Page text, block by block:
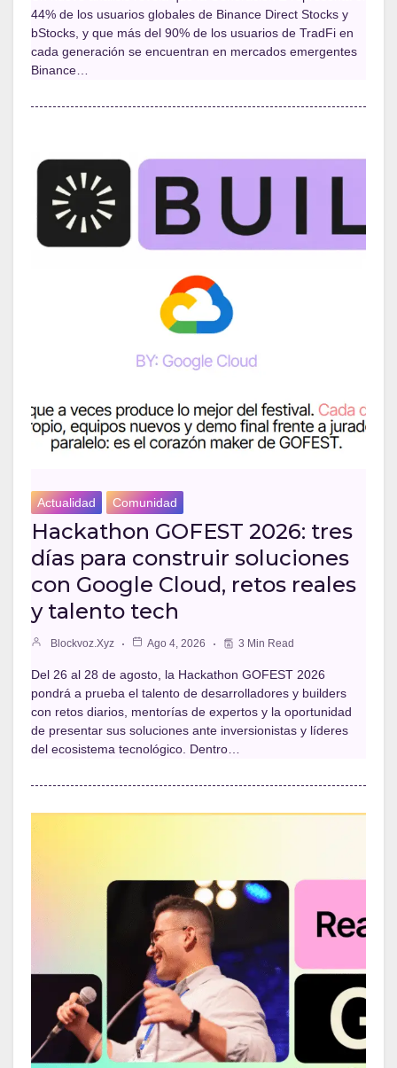
44% de los usuarios globales de Binance Direct Stocks y
bStocks, y que más del 90% de los usuarios de TradFi en
cada generación se encuentran en mercados emergentes
Binance…
Actualidad Comunidad
Hackathon GOFEST 2026: tres
días para construir soluciones
con Google Cloud, retos reales
y talento tech
Blockvoz.xyz Ago 4, 2026 3 Min Read
Del 26 al 28 de agosto, la Hackathon GOFEST 2026
pondrá a prueba el talento de desarrolladores y builders
con retos diarios, mentorías de expertos y la oportunidad
de presentar sus soluciones ante inversionistas y líderes
del ecosistema tecnológico. Dentro…